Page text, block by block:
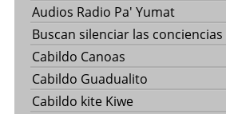
Audios Radio Pa' Yumat
Buscan silenciar las conciencias
Cabildo Canoas
Cabildo Guadualito
Cabildo kite Kiwe